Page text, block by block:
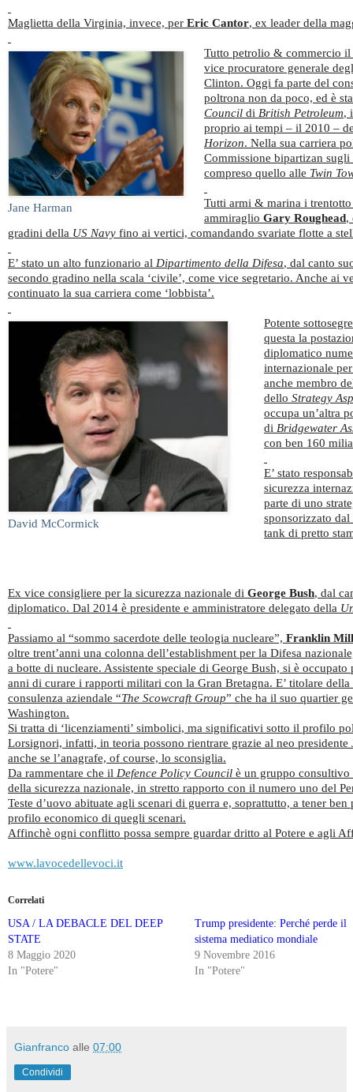
Maglietta della Virginia, invece, per Eric Cantor, ex leader della
Jane Harman
Tutto petrolio & commercio
vice procuratore generale
Clinton. Oggi fa parte del
poltrona non da poco, ed è
Council di British Petroleum,
proprio ai tempi – il 2010 –
Horizon. Nella sua carriera
Commissione bipartizan
compreso quello alle Twin
Tutti armi & marina i
ammiraglio Gary Roughead,
gradini della US Navy fino ai vertici, comandando svariate flotte a
E’ stato un alto funzionario al Dipartimento della Difesa, dal canto
secondo gradino nella scala ‘civile’, come vice segretario. Anche ai
continuato la sua carriera come ‘lobbista’.
David McCormick
Potente
questa la
diplomatico
internazionale
anche membro
dello Strategy
occupa un’altra
di Bridgewater
con ben 160
E’ stato
sicurezza
parte di uno
sponsorizzato dal
tank di pretto
Ex vice consigliere per la sicurezza nazionale di George Bush, dal
diplomatico. Dal 2014 è presidente e amministratore delegato della
Passiamo al “sommo sacerdote delle teologia nucleare”, Franklin
oltre trent’anni una colonna dell’establishment per la Difesa
a botte di nucleare. Assistente speciale di George Bush, si è occupato
anni di curare i rapporti militari con la Gran Bretagna. E’ titolare della
consulenza aziendale “The Scowcraft Group” che ha il suo quartier
Washington.
Si tratta di ‘licenziamenti’ simbolici, ma significativi sotto il profilo
Lorsignori, infatti, in teoria possono rientrare grazie al neo presidente
anche se l’anagrafe, of course, lo sconsiglia.
Da rammentare che il Defence Policy Council è un gruppo consultivo
della sicurezza nazionale, in stretto rapporto con il numero uno del
Teste d’uovo abituate agli scenari di guerra e, soprattutto, a tener ben
profilo economico di quegli scenari.
Affinchè ogni conflitto possa sempre guardar dritto al Potere e agli
www.lavocedellevoci.it
Correlati
USA / LA DEBACLE DEL DEEP
STATE
8 Maggio 2020
In "Potere"
Trump presidente: Perché perde il
sistema mediatico mondiale
9 Novembre 2016
In "Potere"
Gianfranco alle 07:00
Condividi